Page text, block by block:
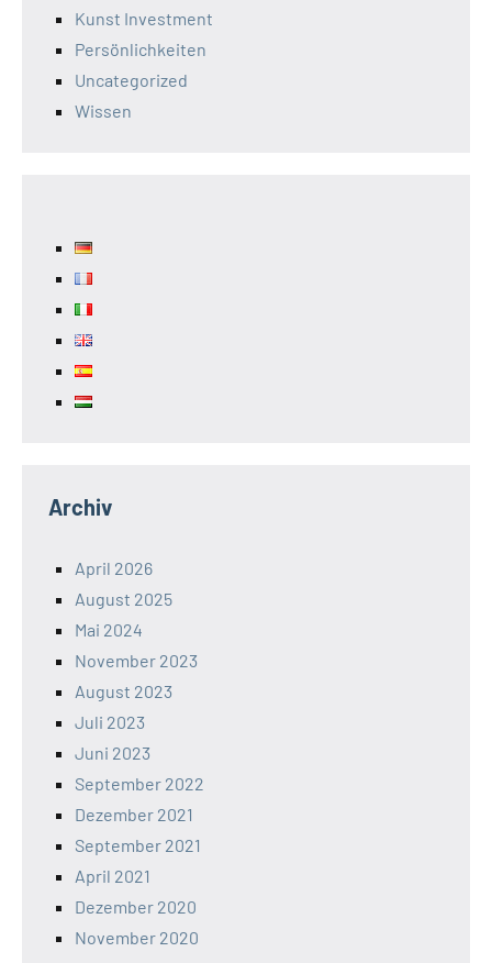
Kunst Investment
Persönlichkeiten
Uncategorized
Wissen
Archiv
April 2026
August 2025
Mai 2024
November 2023
August 2023
Juli 2023
Juni 2023
September 2022
Dezember 2021
September 2021
April 2021
Dezember 2020
November 2020